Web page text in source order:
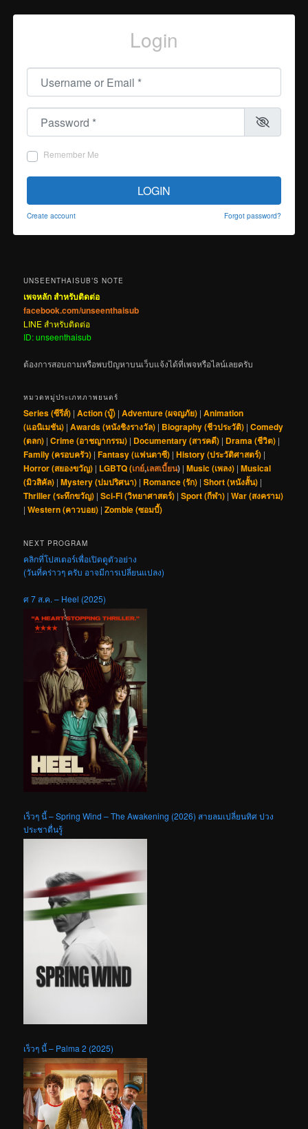
Login
Username or Email
Password
Remember Me
LOGIN
Create account Forgot password?
UNSEENTHAISUB’S NOTE
เพจหลัก สำหรับติดต่อ
facebook.com/unseenthaisub
LINE สำหรับติดต่อ
ID: unseenthaisub
ต้องการสอบถามหรือพบปัญหาบนเว็บแจ้งได้ที่เพจหรือไลน์เลยครับ
หมวดหมู่ประเภทภาพยนตร์
Series (ซีรีส์) |Action (บู๊) |Adventure (ผจญภัย) |Animation
(แอนิเมชัน) |Awards (หนังชิงรางวัล) | Biography (ชีวประวัติ) |Comedy
(ตลก) |Crime (อาชญากรรม) | Documentary (สารคดี) | Drama (ชีวิต) |
Family (ครอบครัว) |Fantasy (แฟนตาซี) |History (ประวัติศาสตร์) |
Horror (สยองขวัญ) | LGBTQ (เกย์,เลสเบี้ยน) |Music (เพลง) |Musical
(มิวสิคัล) |Mystery (ปมปริศนา) | Romance (รัก) |Short (หนังสั้น) |
Thriller (ระทึกขวัญ) |Sci-Fi (วิทยาศาสตร์) |Sport (กีฬา) |War (สงคราม)
|Western (คาวบอย) |Zombie (ซอมบี้)
NEXT PROGRAM
คลิกที่โปสเตอร์เพื่อเปิดดูตัวอย่าง
(วันที่คร่าวๆ ครับ อาจมีการเปลี่ยนแปลง)
ศ 7 ส.ค. – Heel (2025)
เร็วๆ นี้ – Spring Wind – The Awakening (2026) สายลมเปลี่ยนทิศ ปวง
ประชาตื่นรู้
เร็วๆ นี้ – Palma 2 (2025)